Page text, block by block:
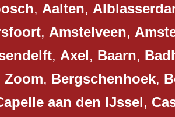
, Aalten,
, Amstelveen,
, Axel, Baarn,
Zoom, Bergschenhoek,
aan den IJssel,